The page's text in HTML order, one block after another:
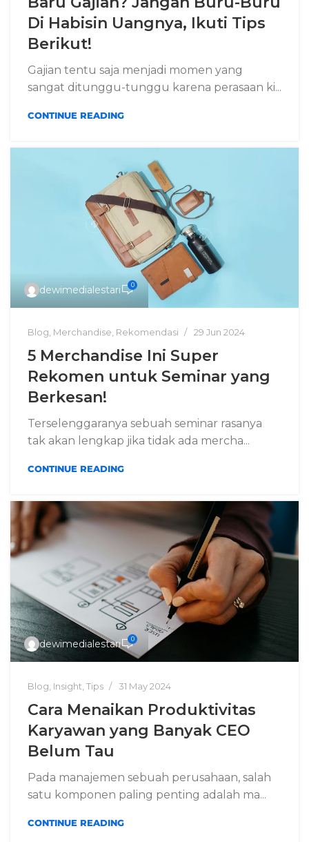
Di Habisin Uangnya, Ikuti Tips
Berikut!
Gajian tentu saja menjadi momen yang
sangat ditunggu-tunggu karena perasaan ki...
CONTINUE READING
dewimedialestari 0
Blog Merchandise Rekomendasi 29 Jun 2024
5 Merchandise Ini Super
Rekomen untuk Seminar yang
Berkesan!
Terselenggaranya sebuah seminar rasanya
tak akan lengkap jika tidak ada mercha...
CONTINUE READING
dewimedialestari 0
Blog Insight Tips 31 May 2024
Cara Menaikan Produktivitas
Karyawan yang Banyak CEO
Belum Tau
Pada manajemen sebuah perusahaan, salah
satu komponen paling penting adalah ma...
CONTINUE READING